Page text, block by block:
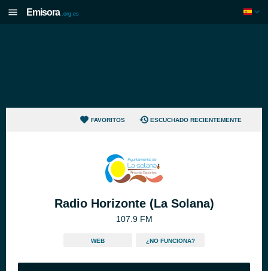
Emisora .org.es
FAVORITOS ESCUCHADO RECIENTEMENTE
Radio Horizonte (La Solana)
107.9 FM
WEB ¿NO FUNCIONA?